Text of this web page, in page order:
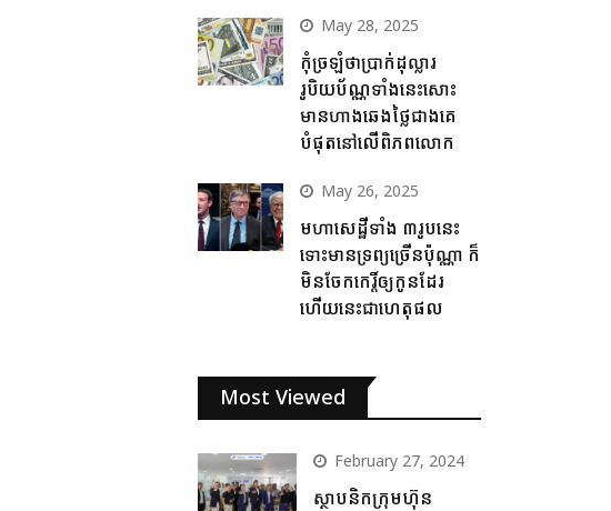
May 28, 2025
កុំច្រឡំថាប្រាក់ដុល្លារ
រូបិយប័ណ្ណទាំងនេះសោះ
មានហាងឆេងថ្លៃជាងគេ
បំផុតនៅលើពិភពលោក
May 26, 2025
មហាសេដ្ឋីទាំង ៣រូបនេះ
ទោះមានទ្រព្យច្រើនប៉ុណ្ណា ក៏
មិនចែកកេរ្តិ៍ឲ្យកូនដែរ
ហើយនេះជាហេតុផល
Most Viewed
February 27, 2024
ស្ថាបនិកក្រុមហ៊ុន